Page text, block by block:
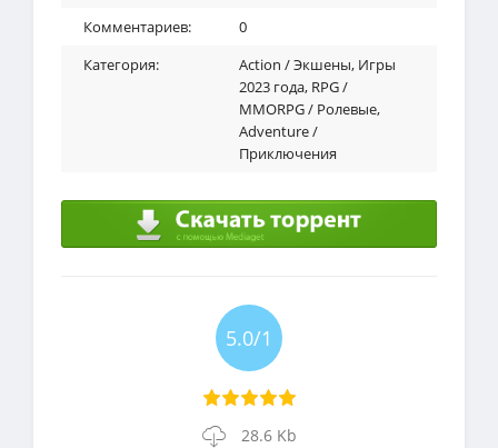
Комментариев:
0
Категория:
Action / Экшены, Игры
2023 года, RPG /
MMORPG / Ролевые,
Adventure /
Приключения
5.0/1
28.6 Kb